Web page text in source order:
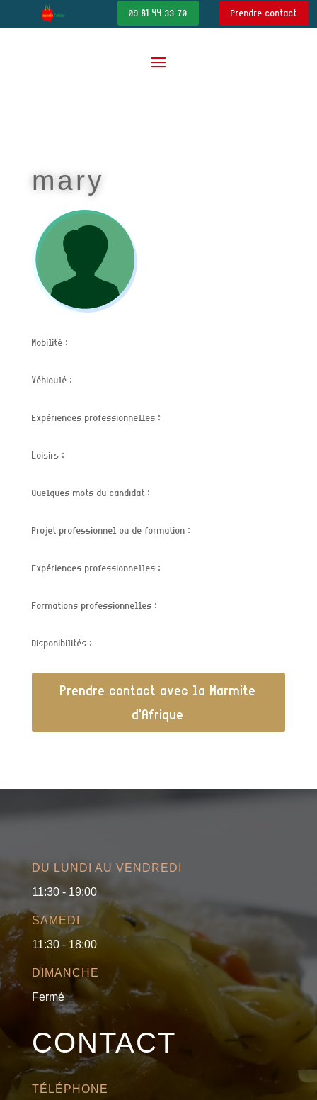
09 81 44 33 70 Prendre contact
mary
Mobilité :
Véhiculé :
Expériences professionnelles :
Loisirs :
Quelques mots du candidat :
Projet professionnel ou de formation :
Expériences professionnelles :
Formations professionnelles :
Disponibilités :
Prendre contact avec la Marmite
d'Afrique
DU LUNDI AU VENDREDI
11:30 - 19:00
SAMEDI
11:30 - 18:00
DIMANCHE
Fermé
CONTACT
TÉLÉPHONE